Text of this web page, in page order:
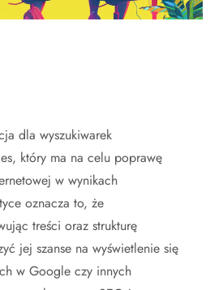
dla wyszukiwarek
który ma na celu poprawę
w wynikach
oznacza to, że
treści oraz strukturę
jej szanse na wyświetlenie się
w Google czy innych